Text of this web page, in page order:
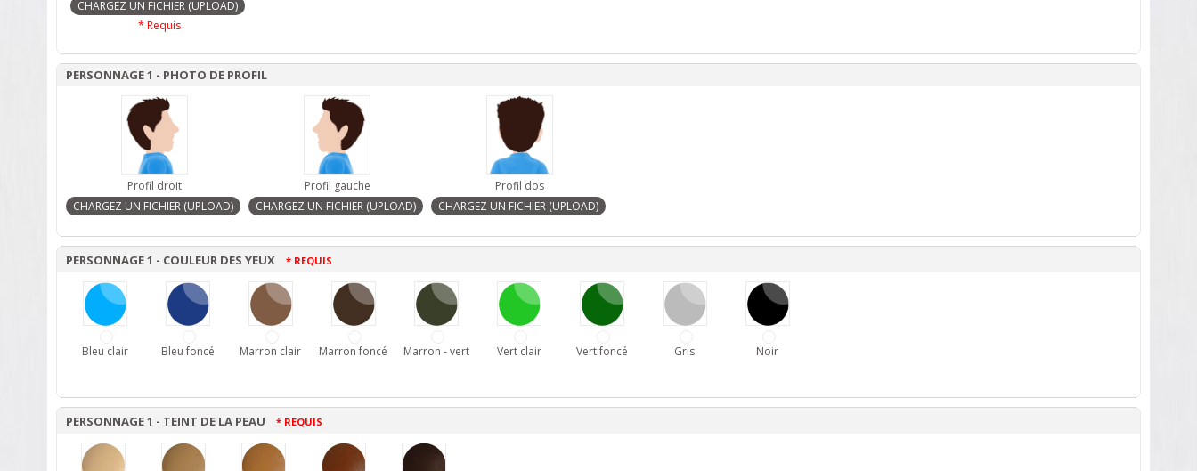
* Requis
PERSONNAGE 1 - PHOTO DE PROFIL
Profil droit Profil gauche Profil dos
PERSONNAGE 1 - COULEUR DES YEUX * REQUIS
Bleu clair Bleu foncé Marron clair Marron foncé Marron - vert Vert clair Vert foncé Gris Noir
PERSONNAGE 1 - TEINT DE LA PEAU * REQUIS